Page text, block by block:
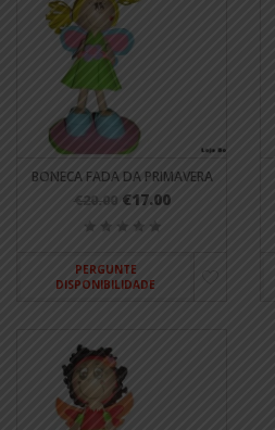
BONECA FADA DA PRIMAVERA
€20.00 €17.00
PERGUNTE
DISPONIBILIDADE